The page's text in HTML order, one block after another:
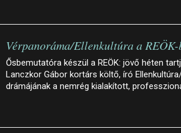
Vérpanoráma/Ellenkultúra a REÖK-
Ősbemutatóra készül a REÖK: jövő héten
Lanczkor Gábor kortárs költő, író
drámájának a nemrég kialakított,